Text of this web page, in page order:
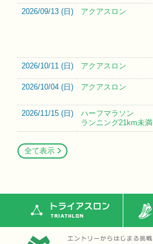
2026/09/13 (日 ) アクアスロン
2026/10/11 (日 ) アクアスロン
2026/10/04 (日 ) アクアスロン
2026/11/15 (日 )
ハーフマラソン
ランニング21km未満
全て表示
トライアスロン